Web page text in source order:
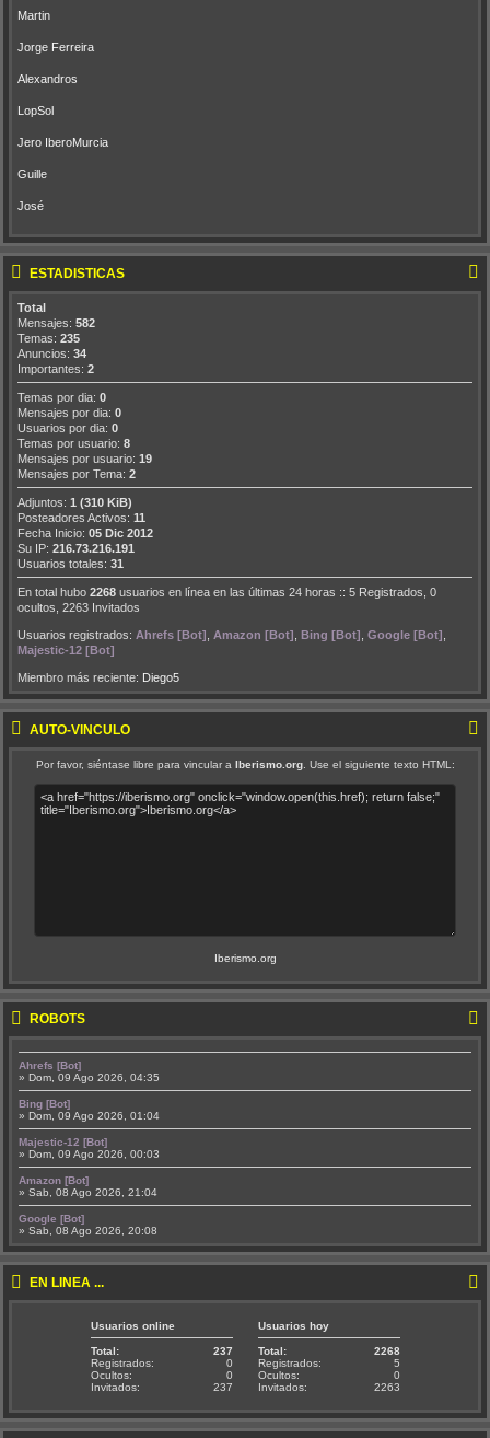
Martin
Jorge Ferreira
Alexandros
LopSol
Jero IberoMurcia
Guille
José
ESTADÍSTICAS
Total
Mensajes: 582
Temas: 235
Anuncios: 34
Importantes: 2
Temas por dia: 0
Mensajes por dia: 0
Usuarios por dia: 0
Temas por usuario: 8
Mensajes por usuario: 19
Mensajes por Tema: 2
Adjuntos: 1 (310 KiB)
Posteadores Activos: 11
Fecha Inicio: 05 Dic 2012
Su IP: 216.73.216.191
Usuarios totales: 31
En total hubo 2268 usuarios en línea en las últimas 24 horas :: 5 Registrados, 0
ocultos, 2263 Invitados
Usuarios registrados: Ahrefs [Bot] Amazon [Bot] Bing [Bot] Google [Bot]
Majestic-12 [Bot]
Miembro más reciente: Diego5
AUTO-VÍNCULO
Por favor, siéntase libre para vincular a Iberismo.org. Use el siguiente texto HTML:
Iberismo.org
ROBOTS
Ahrefs [Bot]
» Dom, 09 Ago 2026, 04:35
Bing [Bot]
» Dom, 09 Ago 2026, 01:04
Majestic-12 [Bot]
» Dom, 09 Ago 2026, 00:03
Amazon [Bot]
» Sab, 08 Ago 2026, 21:04
Google [Bot]
» Sab, 08 Ago 2026, 20:08
EN LÍNEA ...
Usuarios online
Total:
237
Registrados:
0
Ocultos:
0
Invitados:
237
Usuarios hoy
Total:
2268
Registrados:
5
Ocultos:
0
Invitados:
2263